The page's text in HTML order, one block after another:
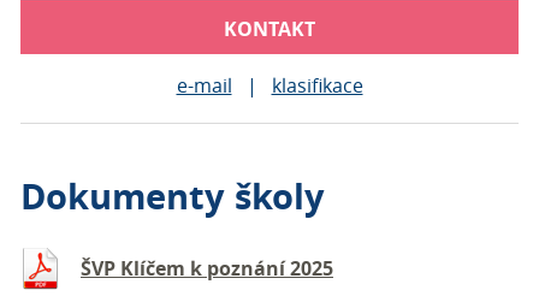
KONTAKT
e-mail | klasifikace
Dokumenty školy
ŠVP Klíčem k poznání 2025